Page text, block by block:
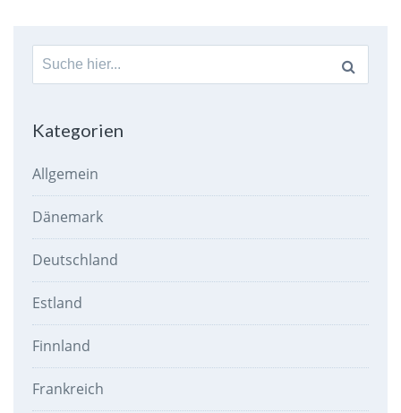
Suche
nach:
Kategorien
Allgemein
Dänemark
Deutschland
Estland
Finnland
Frankreich